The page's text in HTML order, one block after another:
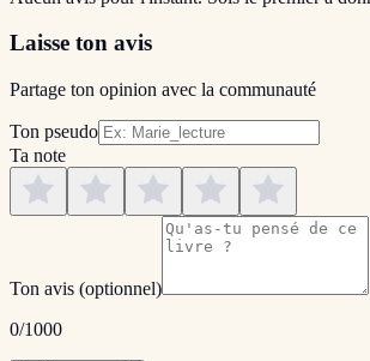
Laisse ton avis
Partage ton opinion avec la communauté
Ton pseudo
Ta note
Ton avis (optionnel)
0/1000